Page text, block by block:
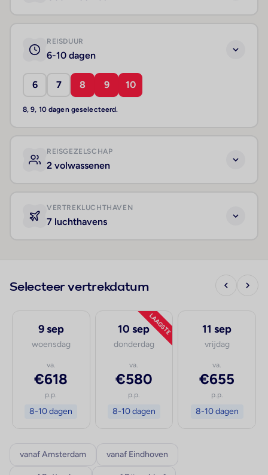
REISDUUR
6-10 dagen
6 7 8 9 10
8, 9, 10 dagen geselecteerd.
REISGEZELSCHAP
2 volwassenen
VERTREKLUCHTHAVEN
7 luchthavens
Selecteer vertrekdatum
9 sep
woensdag
va.
€618
p.p.
8-10 dagen
LAAGSTE
10 sep
donderdag
va.
€580
p.p.
8-10 dagen
11 sep
vrijdag
va.
€655
p.p.
8-10 dagen
vanaf Amsterdam vanaf Eindhoven